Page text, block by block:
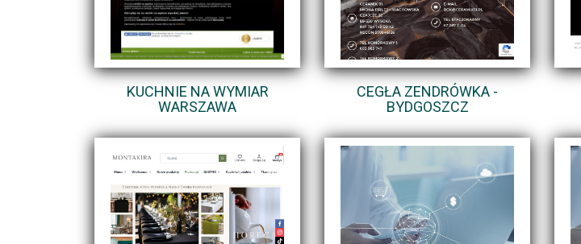
KUCHNIE NA WYMIAR
WARSZAWA
CEGŁA ZENDRÓWKA -
BYDGOSZCZ